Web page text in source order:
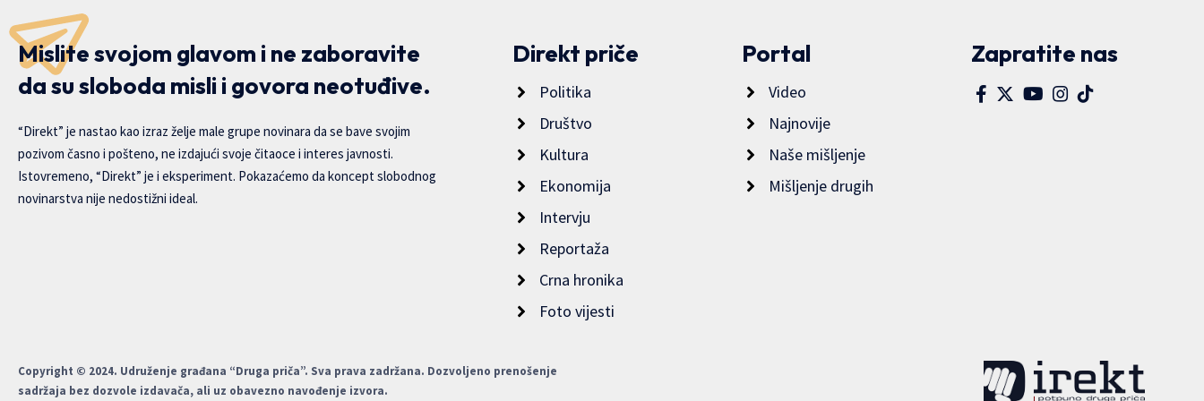
Mislite svojom glavom i ne zaboravite
da su sloboda misli i govora neotuđive.
“Direkt” je nastao kao izraz želje male grupe novinara da se bave svojim
pozivom časno i pošteno, ne izdajući svoje čitaoce i interes javnosti.
Istovremeno, “Direkt” je i eksperiment. Pokazaćemo da koncept slobodnog
novinarstva nije nedostižni ideal.
Direkt priče
Politika
Društvo
Kultura
Ekonomija
Intervju
Reportaža
Crna hronika
Foto vijesti
Portal
Video
Najnovije
Naše mišljenje
Mišljenje drugih
Zapratite nas
Copyright © 2024. Udruženje građana “Druga priča”. Sva prava zadržana. Dozvoljeno prenošenje
sadržaja bez dozvole izdavača, ali uz obavezno navođenje izvora.